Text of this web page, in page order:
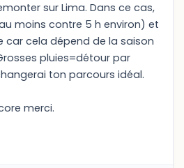
sur Lima. Dans ce cas,
moins contre 5 h environ) et
car cela dépend de la saison
pluies=détour par
ton parcours idéal.
merci.